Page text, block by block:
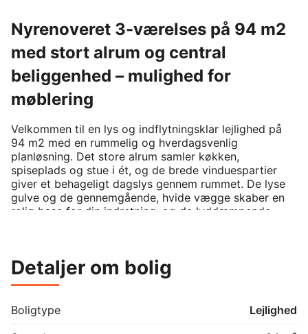
Nyrenoveret 3-værelses på 94 m2
med stort alrum og central
beliggenhed – mulighed for
møblering
Velkommen til en lys og indflytningsklar lejlighed på
94 m2 med en rummelig og hverdagsvenlig
planløsning. Det store alrum samler køkken,
spiseplads og stue i ét, og de brede vinduespartier
giver et behageligt dagslys gennem rummet. De lyse
gulve og de gennemgående, hvide vægge skaber en
rolig base for din indretning, og de lyddæmpende
Køkkenet fremstår nyrenoveret og funktionelt med
hvide elementer, mørk bordplade, indbygningsovn,
arbejdsplads. I den store stue er der god plads til
både spisebord og sofaarrangement, så både
Detaljer om bolig
Boligtype
Lejlighed